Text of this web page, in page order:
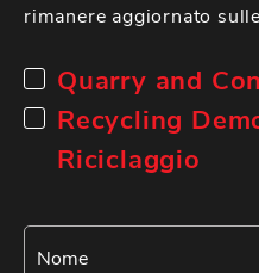
rimanere aggiornato
Quarry and
Recycling
Riciclaggio